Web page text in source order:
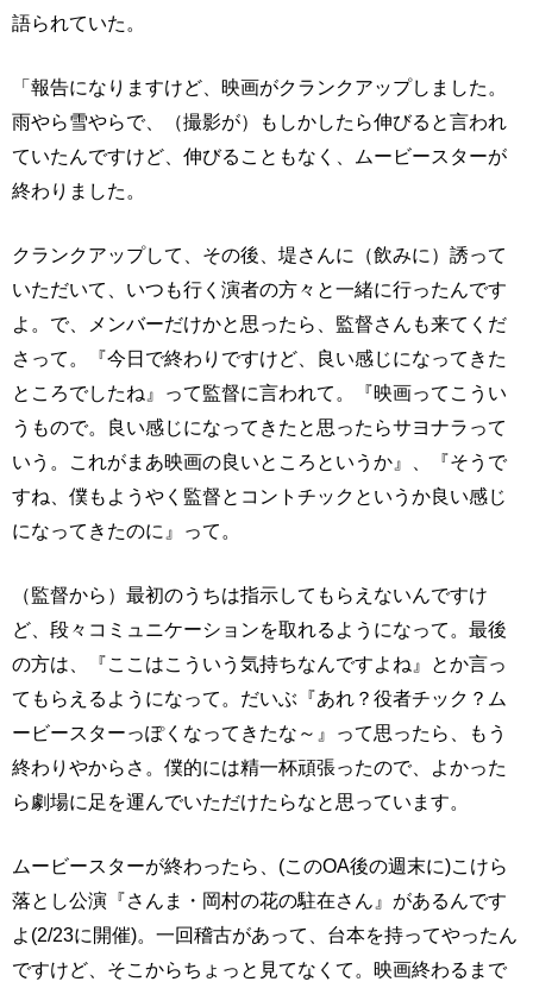
語られていた。
「報告になりますけど、映画がクランクアップしました。
雨やら雪やらで、（撮影が）もしかしたら伸びると言われ
ていたんですけど、伸びることもなく、ムービースターが
終わりました。
クランクアップして、その後、堤さんに（飲みに）誘って
いただいて、いつも行く演者の方々と一緒に行ったんです
よ。で、メンバーだけかと思ったら、監督さんも来てくだ
さって。『今日で終わりですけど、良い感じになってきた
ところでしたね』って監督に言われて。『映画ってこうい
うもので。良い感じになってきたと思ったらサヨナラって
いう。これがまあ映画の良いところというか』、『そうで
すね、僕もようやく監督とコントチックというか良い感じ
になってきたのに』って。
（監督から）最初のうちは指示してもらえないんですけ
ど、段々コミュニケーションを取れるようになって。最後
の方は、『ここはこういう気持ちなんですよね』とか言っ
てもらえるようになって。だいぶ『あれ？役者チック？ム
ービースターっぽくなってきたな～』って思ったら、もう
終わりやからさ。僕的には精一杯頑張ったので、よかった
ら劇場に足を運んでいただけたらなと思っています。
ムービースターが終わったら、(このOA後の週末に)こけら
落とし公演『さんま・岡村の花の駐在さん』があるんです
よ(2/23に開催)。一回稽古があって、台本を持ってやったん
ですけど、そこからちょっと見てなくて。映画終わるまで